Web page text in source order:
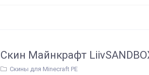
Скин Майнкрафт
Скины для Minecraft PE